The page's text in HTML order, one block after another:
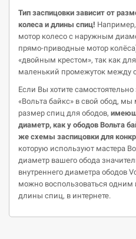
Тип заспицовки зависит от
колеса и длины спиц!
мотор колесо с наружным
прямо-приводные мотор
«двойным крестом», так как
маленький промежуток между
Если Вы хотите
«Вольта байкс» в свой обод,
размер спиц для ободов,
диаметр, как у ободов Вольта
же схемы заспицовки для
которую используют мастера
диаметр вашего обода
внутреннего диаметра ободов
можно воспользоваться одним
длины спиц, в интернете.